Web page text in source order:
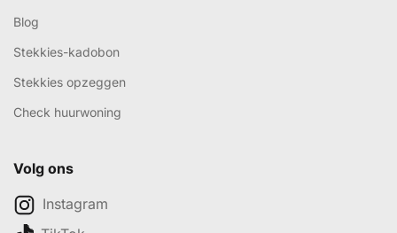
Blog
Stekkies-kadobon
Stekkies opzeggen
Check huurwoning
Volg ons
Instagram